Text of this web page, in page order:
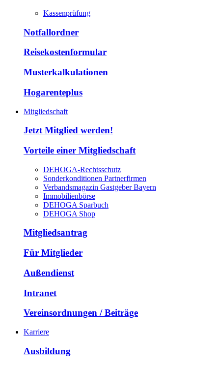
Kassenprüfung
Notfallordner
Reisekostenformular
Musterkalkulationen
Hogarenteplus
Mitgliedschaft
Jetzt Mitglied werden!
Vorteile einer Mitgliedschaft
DEHOGA-Rechtsschutz
Sonderkonditionen Partnerfirmen
Verbandsmagazin Gastgeber Bayern
Immobilienbörse
DEHOGA Sparbuch
DEHOGA Shop
Mitgliedsantrag
Für Mitglieder
Außendienst
Intranet
Vereinsordnungen / Beiträge
Karriere
Ausbildung